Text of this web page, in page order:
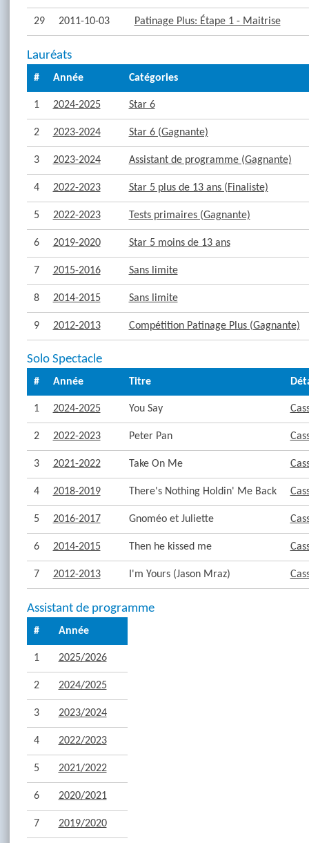
29 2011-10-03 Patinage Plus: Étape 1 - Maitrise
Lauréats
# Année Catégories
1 2024-2025 Star 6
2 2023-2024 Star 6 (Gagnante)
3 2023-2024 Assistant de programme (Gagnante)
4 2022-2023 Star 5 plus de 13 ans (Finaliste)
5 2022-2023 Tests primaires (Gagnante)
6 2019-2020 Star 5 moins de 13 ans
7 2015-2016 Sans limite
8 2014-2015 Sans limite
9 2012-2013 Compétition Patinage Plus (Gagnante)
Solo Spectacle
# Année Titre
1 2024-2025 You Say
2 2022-2023 Peter Pan
3 2021-2022 Take On Me
4 2018-2019 There's Nothing Holdin' Me Back
5 2016-2017 Gnoméo et Juliette
6 2014-2015 Then he kissed me
7 2012-2013 I'm Yours (Jason Mraz)
Assistant de programme
# Année
1 2025/2026
2 2024/2025
3 2023/2024
4 2022/2023
5 2021/2022
6 2020/2021
7 2019/2020